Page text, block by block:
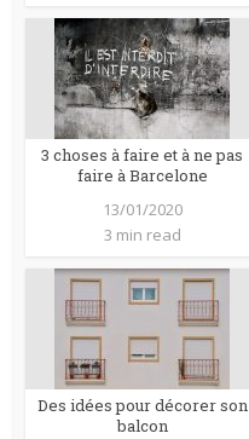
3 choses à faire et à ne pas
faire à Barcelone
13/01/2020
3 min read
Des idées pour décorer son
balcon